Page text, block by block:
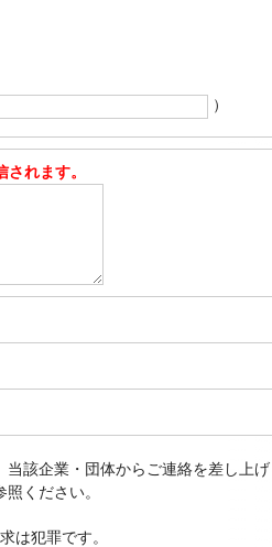
）
れます。
該企業・団体からご連絡を差し上
照ください。
は犯罪です。